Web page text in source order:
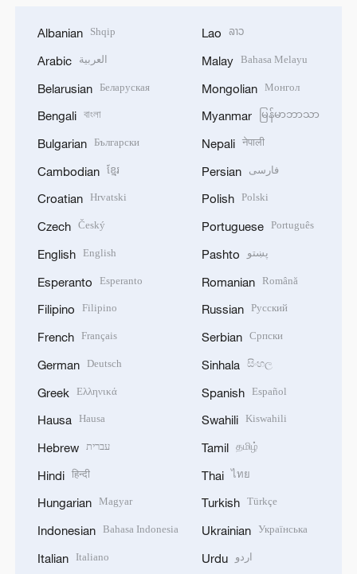
Albanian Shqip
Arabic العربية
Belarusian Беларуская
Bengali বাংলা
Bulgarian Български
Cambodian ខ្មែរ
Croatian Hrvatski
Czech Český
English English
Esperanto Esperanto
Filipino Filipino
French Français
German Deutsch
Greek Ελληνικά
Hausa Hausa
Hebrew עברית
Hindi हिन्दी
Hungarian Magyar
Indonesian Bahasa Indonesia
Italian Italiano
Lao ລາວ
Malay Bahasa Melayu
Mongolian Монгол
Myanmar မြန်မာဘာသာ
Nepali नेपाली
Persian فارسی
Polish Polski
Portuguese Português
Pashto پښتو
Romanian Română
Russian Русский
Serbian Српски
Sinhala සිංහල
Spanish Español
Swahili Kiswahili
Tamil தமிழ்
Thai ไทย
Turkish Türkçe
Ukrainian Українська
Urdu اردو